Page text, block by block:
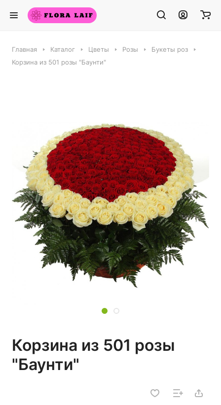
Главная Каталог Цветы Розы
Букеты роз
Корзина из 501 розы "Баунти"
Корзина из 501 розы
"Баунти"